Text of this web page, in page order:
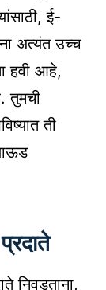
ई-
अत्यंत उच्च
हवी आहे,
तुमची
ती
निवडताना,